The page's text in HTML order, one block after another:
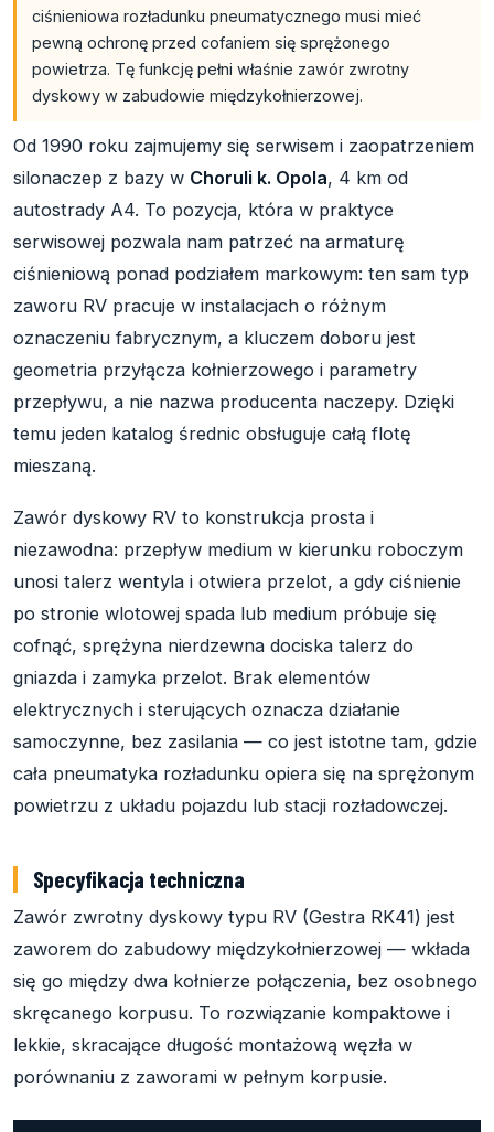
ciśnieniowa rozładunku pneumatycznego musi mieć
pewną ochronę przed cofaniem się sprężonego
powietrza. Tę funkcję pełni właśnie zawór zwrotny
dyskowy w zabudowie międzykołnierzowej.
Od 1990 roku zajmujemy się serwisem i zaopatrzeniem
silonaczep z bazy w Choruli k. Opola, 4 km od
autostrady A4. To pozycja, która w praktyce
serwisowej pozwala nam patrzeć na armaturę
ciśnieniową ponad podziałem markowym: ten sam typ
zaworu RV pracuje w instalacjach o różnym
oznaczeniu fabrycznym, a kluczem doboru jest
geometria przyłącza kołnierzowego i parametry
przepływu, a nie nazwa producenta naczepy. Dzięki
temu jeden katalog średnic obsługuje całą flotę
mieszaną.
Zawór dyskowy RV to konstrukcja prosta i
niezawodna: przepływ medium w kierunku roboczym
unosi talerz wentyla i otwiera przelot, a gdy ciśnienie
po stronie wlotowej spada lub medium próbuje się
cofnąć, sprężyna nierdzewna dociska talerz do
gniazda i zamyka przelot. Brak elementów
elektrycznych i sterujących oznacza działanie
samoczynne, bez zasilania — co jest istotne tam, gdzie
cała pneumatyka rozładunku opiera się na sprężonym
powietrzu z układu pojazdu lub stacji rozładowczej.
Specyfikacja techniczna
Zawór zwrotny dyskowy typu RV (Gestra RK41) jest
zaworem do zabudowy międzykołnierzowej — wkłada
się go między dwa kołnierze połączenia, bez osobnego
skręcanego korpusu. To rozwiązanie kompaktowe i
lekkie, skracające długość montażową węzła w
porównaniu z zaworami w pełnym korpusie.